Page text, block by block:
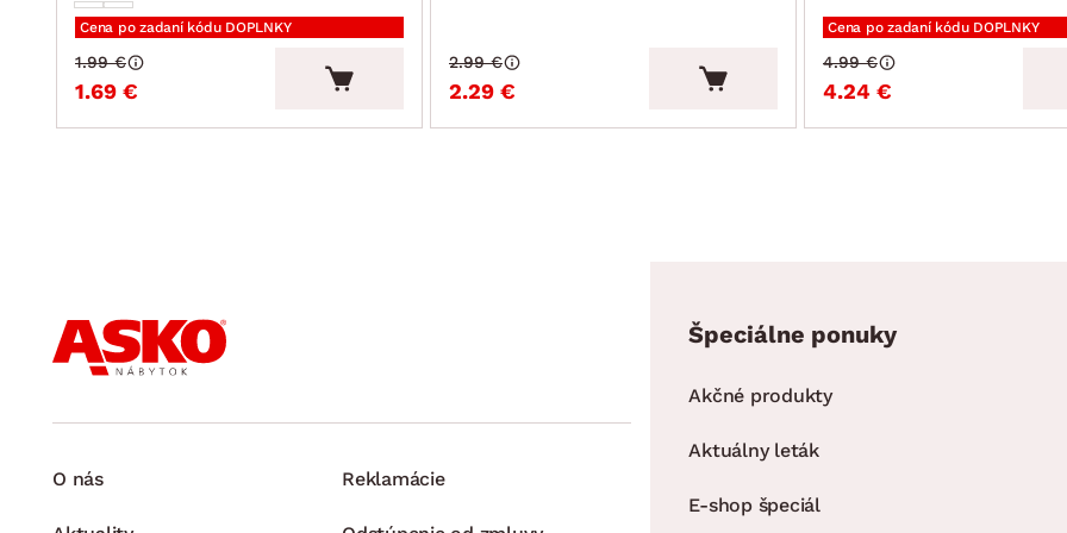
Cena po zadaní kódu DOPLNKY
1.69 €
1.99 €
2.29 €
2.99 €
Cena po zadaní kódu DOPLNKY
4.24 €
4.99 €
O nás Reklamácie
Špeciálne ponuky
Akčné produkty
Aktuálny leták
E-shop špeciál